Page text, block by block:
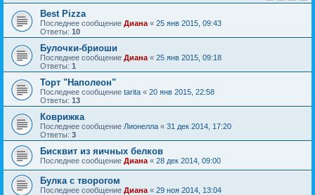
Best Pizza
Последнее сообщение Диана « 25 янв 2015, 09:43
Ответы: 10
Булочки-бриоши
Последнее сообщение Диана « 25 янв 2015, 09:18
Ответы: 1
Торт "Наполеон"
Последнее сообщение tarita « 20 янв 2015, 22:58
Ответы: 13
Коврижка
Последнее сообщение Лионелла « 31 дек 2014, 17:20
Ответы: 3
Бисквит из яичных белков
Последнее сообщение Диана « 28 дек 2014, 09:00
Булка с творогом
Последнее сообщение Диана « 29 ноя 2014, 13:04